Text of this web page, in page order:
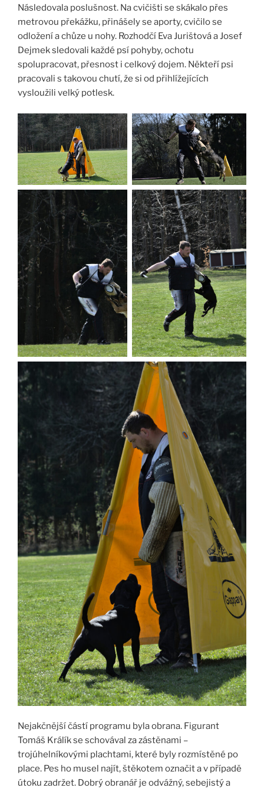
Následovala poslušnost. Na cvičišti se skákalo přes
metrovou překážku, přinášely se aporty, cvičilo se
odložení a chůze u nohy. Rozhodčí Eva Jurištová a Josef
Dejmek sledovali každé psí pohyby, ochotu
spolupracovat, přesnost i celkový dojem. Někteří psi
pracovali s takovou chutí, že si od přihlížejících
vysloužili velký potlesk.
Nejakčnější částí programu byla obrana. Figurant
Tomáš Králík se schovával za zástěnami –
trojúhelníkovými plachtami, které byly rozmístěné po
place. Pes ho musel najít, štěkotem označit a v případě
útoku zadržet. Dobrý obranář je odvážný, sebejistý a